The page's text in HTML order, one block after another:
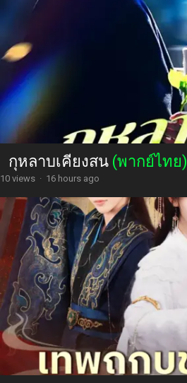
กุหลาบเคียงสน (พากย์ไทย)
10 views · 16 hours ago